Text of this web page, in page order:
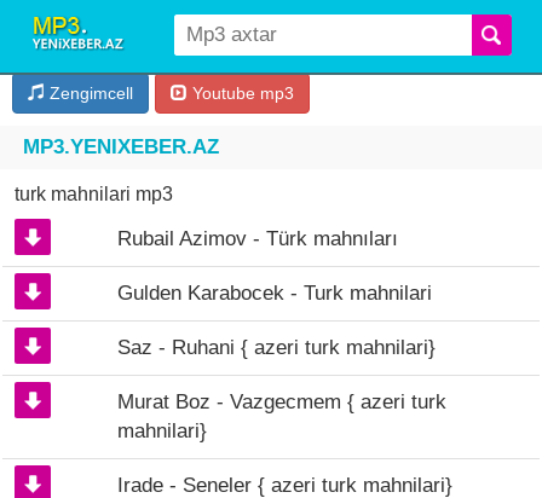
Zengimcell Youtube mp3
MP3.YENIXEBER.AZ
turk mahnilari mp3
Rubail Azimov - Türk mahnıları
Gulden Karabocek - Turk mahnilari
Saz - Ruhani { azeri turk mahnilari}
Murat Boz - Vazgecmem { azeri turk
mahnilari}
Irade - Seneler { azeri turk mahnilari}